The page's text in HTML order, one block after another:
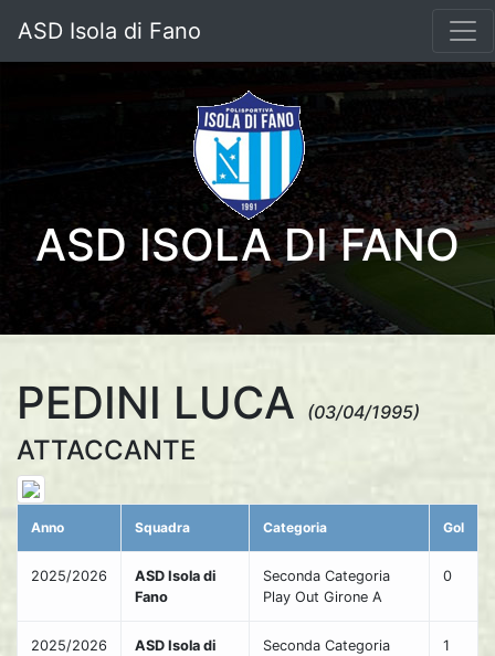
ASD Isola di Fano
ASD ISOLA DI FANO
PEDINI LUCA (03/04/1995)
ATTACCANTE
Anno Squadra Categoria Gol
2025/2026
ASD Isola di
Fano
Seconda Categoria
Play Out Girone A
0
2025/2026
ASD Isola di
Seconda Categoria
1